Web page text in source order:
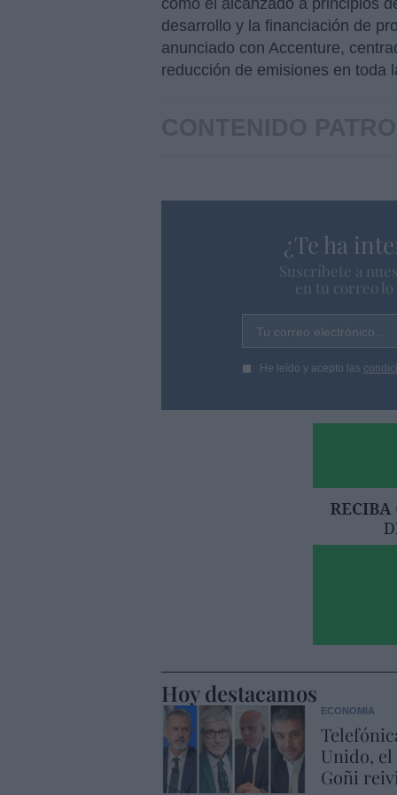
desarrollo y la financiación de
anunciado con Accenture,
reducción de emisiones en toda
¿Te ha
Suscríbete a
en tu correo lo
Tu correo electrónico...
He leído y acepto las
Hoy destacamos
ECONOMÍA
Unido,
Goñi